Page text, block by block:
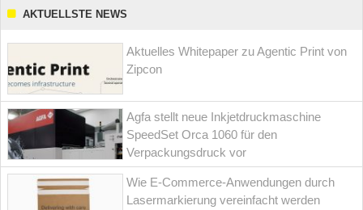
AKTUELLSTE NEWS
Aktuelles Whitepaper zu Agentic Print von
Zipcon
Agfa stellt neue Inkjetdruckmaschine
SpeedSet Orca 1060 für den
Verpackungsdruck vor
Wie E-Commerce-Anwendungen durch
Lasermarkierung vereinfacht werden